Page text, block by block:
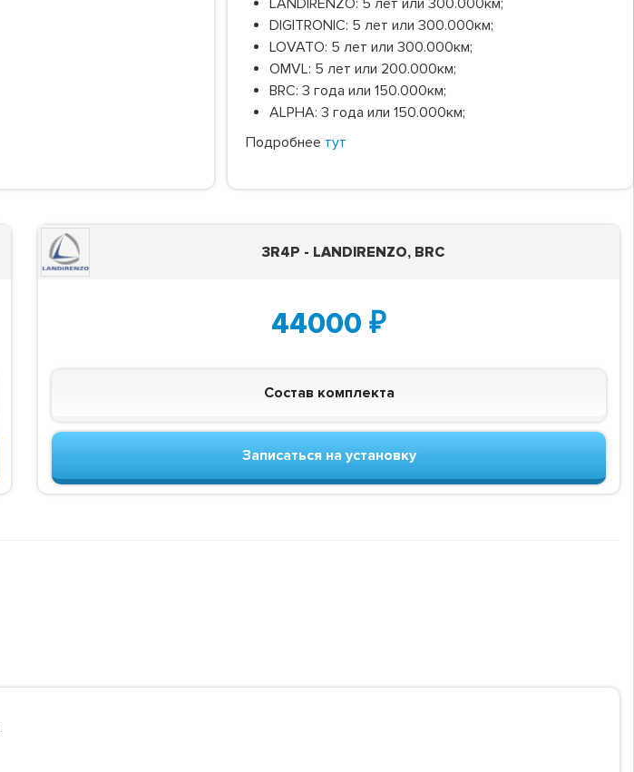
DIGITRONIC: 5 лет или 300.000км;
LOVATO: 5 лет или 300.000км;
OMVL: 5 лет или 200.000км;
BRC: 3 года или 150.000км;
ALPHA: 3 года или 150.000км;
Подробнее тут
3R4P - LANDIRENZO, BRC
44000 ₽
Состав комплекта
Записаться на установку